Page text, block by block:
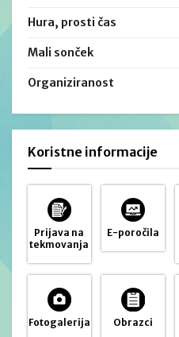
Hura, prosti čas
Mali sonček
Organiziranost
Koristne informacije
Prijava na
tekmovanja
E-poročila
Fotogalerija Obrazci